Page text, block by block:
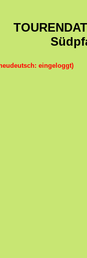
eingeloggt)